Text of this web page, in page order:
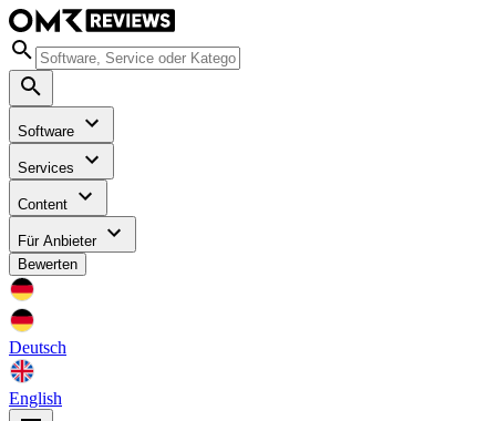
Software
Services
Content
Für Anbieter
Bewerten
Deutsch
English